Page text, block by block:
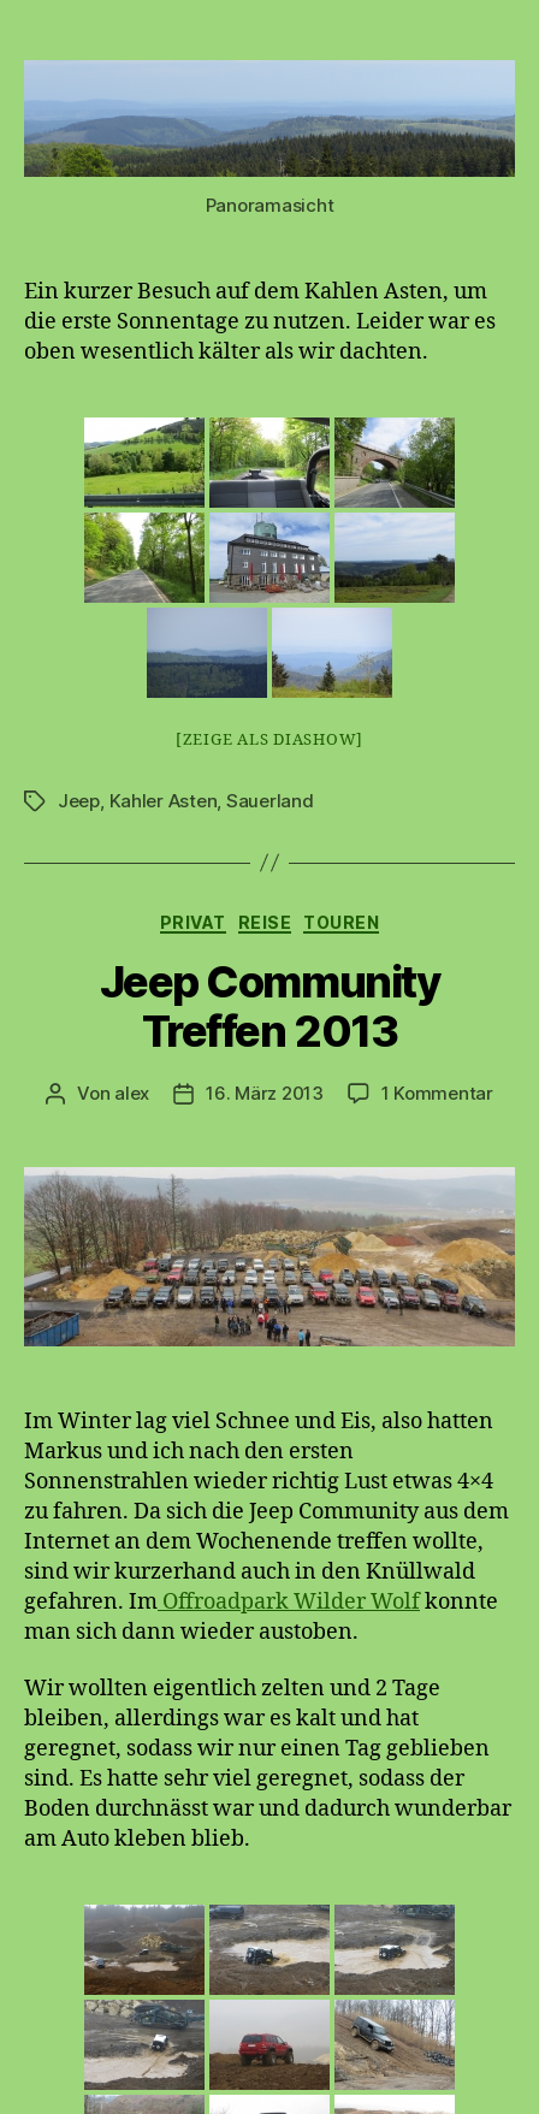
Panoramasicht
Ein kurzer Besuch auf dem Kahlen Asten, um
die erste Sonnentage zu nutzen. Leider war es
oben wesentlich kälter als wir dachten.
[ZEIGE ALS DIASHOW]
Schlagwörter
Jeep, Kahler Asten, Sauerland
Kategorien
PRIVAT REISE TOUREN
Jeep Community
Treffen 2013
Beitragsautor
Von alex Beitragsdatum
16. März 2013 1 Kommentarzu
Im Winter lag viel Schnee und Eis, also hatten
Markus und ich nach den ersten
Sonnenstrahlen wieder richtig Lust etwas 4×4
zu fahren. Da sich die Jeep Community aus dem
Internet an dem Wochenende treffen wollte,
sind wir kurzerhand auch in den Knüllwald
gefahren. Im Offroadpark Wilder Wolfkonnte
man sich dann wieder austoben.
Wir wollten eigentlich zelten und 2 Tage
bleiben, allerdings war es kalt und hat
geregnet, sodass wir nur einen Tag geblieben
sind. Es hatte sehr viel geregnet, sodass der
Boden durchnässt war und dadurch wunderbar
am Auto kleben blieb.